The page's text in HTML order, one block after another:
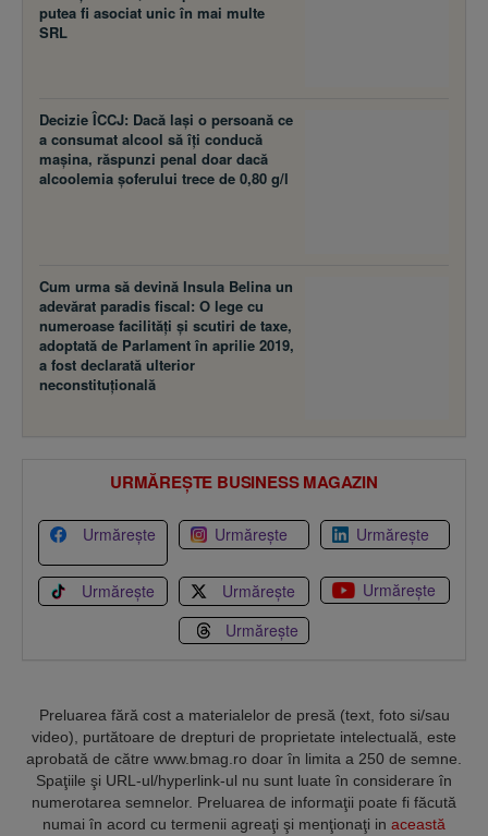
putea fi asociat unic în mai multe
SRL
Decizie ÎCCJ: Dacă laşi o persoană ce
a consumat alcool să îţi conducă
maşina, răspunzi penal doar dacă
alcoolemia şoferului trece de 0,80 g/l
Cum urma să devină Insula Belina un
adevărat paradis fiscal: O lege cu
numeroase facilităţi şi scutiri de taxe,
adoptată de Parlament în aprilie 2019,
a fost declarată ulterior
neconstituţională
URMĂREȘTE BUSINESS MAGAZIN
Urmărește Urmărește Urmărește
Urmărește Urmărește
Urmărește
Urmărește
Preluarea fără cost a materialelor de presă (text, foto si/sau
video), purtătoare de drepturi de proprietate intelectuală, este
aprobată de către www.bmag.ro doar în limita a 250 de semne.
Spaţiile şi URL-ul/hyperlink-ul nu sunt luate în considerare în
numerotarea semnelor. Preluarea de informaţii poate fi făcută
numai în acord cu termenii agreaţi şi menţionaţi in această